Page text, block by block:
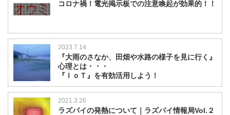
コロナ禍！電光掲示板での注意喚起が効果的！！
2023.7.14
『大雨のさなか、田畑や水路の様子を見に行く』
心理とは・・・
『ＩｏＴ』を有効活用しよう！
2021.3.26
ラズパイの発熱について｜ラズパイ情報局Vol.２